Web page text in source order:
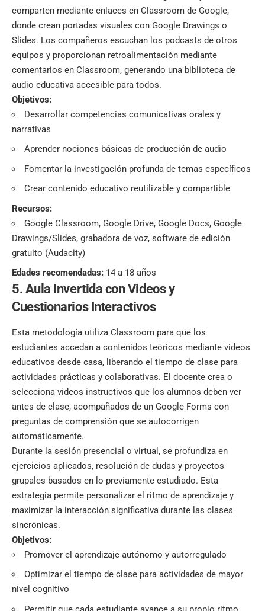
comparten mediante enlaces en Classroom de Google,
donde crean portadas visuales con Google Drawings o
Slides. Los compañeros escuchan los podcasts de otros
equipos y proporcionan retroalimentación mediante
comentarios en Classroom, generando una biblioteca de
audio educativa accesible para todos.
Objetivos:
Desarrollar competencias comunicativas orales y
narrativas
Aprender nociones básicas de producción de audio
Fomentar la investigación profunda de temas específicos
Crear contenido educativo reutilizable y compartible
Recursos:
Google Classroom, Google Drive, Google Docs, Google
Drawings/Slides, grabadora de voz, software de edición
gratuito (Audacity)
Edades recomendadas: 14 a 18 años
5. Aula Invertida con Videos y
Cuestionarios Interactivos
Esta metodología utiliza Classroom para que los
estudiantes accedan a contenidos teóricos mediante videos
educativos desde casa, liberando el tiempo de clase para
actividades prácticas y colaborativas. El docente crea o
selecciona videos instructivos que los alumnos deben ver
antes de clase, acompañados de un Google Forms con
preguntas de comprensión que se autocorrigen
automáticamente.
Durante la sesión presencial o virtual, se profundiza en
ejercicios aplicados, resolución de dudas y proyectos
grupales basados en lo previamente estudiado. Esta
estrategia permite personalizar el ritmo de aprendizaje y
maximizar la interacción significativa durante las clases
sincrónicas.
Objetivos:
Promover el aprendizaje autónomo y autorregulado
Optimizar el tiempo de clase para actividades de mayor
nivel cognitivo